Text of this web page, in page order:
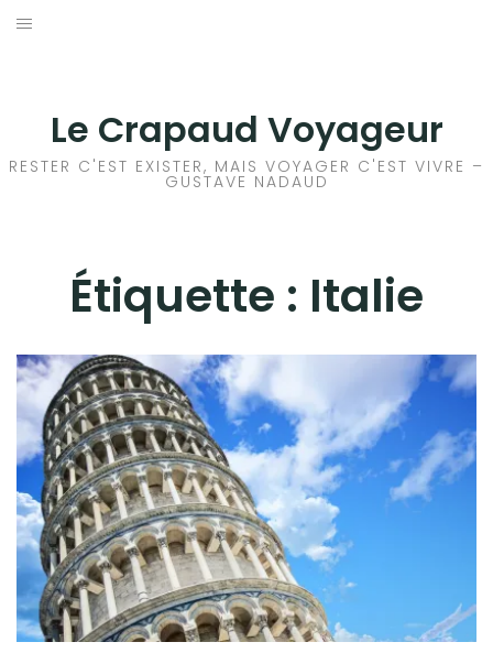
Aller
Le Crapaud Voyageur
RESTER C'EST EXISTER, MAIS VOYAGER C'EST VIVRE –
GUSTAVE NADAUD
Étiquette : Italie
EUROPE
AMÉRIQUE DU NORD
AMÉRIQUE CENTRALE
AMÉRIQUE DU SUD
TOUR DU MONDE 2020-2021
CONTACT